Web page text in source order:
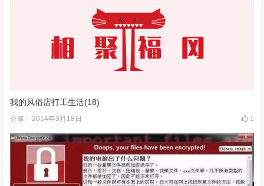
我的风俗店打工生活(18)
分享 2014年3月18日 1